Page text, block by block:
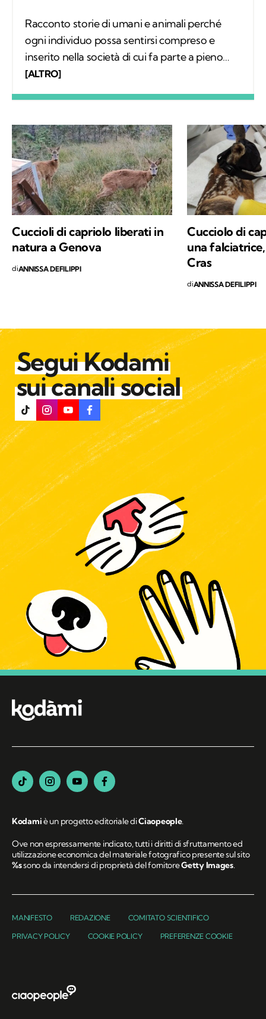
Racconto storie di umani e animali perché
ogni individuo possa sentirsi compreso e
inserito nella società di cui fa parte a pieno
diritto. Scrivo articoli e realizzo video
possono continuare a vivere.
[ALTRO]
Cuccioli di capriolo liberati in
natura a Genova
diANNISSA DEFILIPPI
Cucciolo di
una
Cras
diANNISSA DEFILIPPI
Segui Kodami
sui canali social
Kodamiè un progetto editoriale diCiaopeople.
Ove non espressamente indicato, tutti i diritti di sfruttamento ed
utilizzazione economica del materiale fotografico presente sul sito
%ssono da intendersi di proprietà del fornitoreGetty Images.
MANIFESTO REDAZIONE COMITATO SCIENTIFICO
PRIVACY POLICY COOKIE POLICY PREFERENZE COOKIE